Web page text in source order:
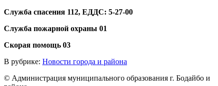
Служба спасения 112, ЕДДС: 5-27-00
Служба пожарной охраны 01
Скорая помощь 03
В рубрике: Новости города и района
© Администрация муниципального образования г. Бодайбо и